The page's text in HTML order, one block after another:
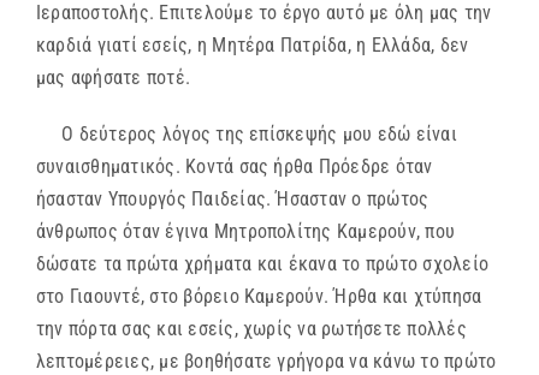
Ιεραποστολής. Επιτελούμε το έργο αυτό με όλη μας την
καρδιά γιατί εσείς, η Μητέρα Πατρίδα, η Ελλάδα, δεν
μας αφήσατε ποτέ.
Ο δεύτερος λόγος της επίσκεψής μου εδώ είναι
συναισθηματικός. Κοντά σας ήρθα Πρόεδρε όταν
ήσασταν Υπουργός Παιδείας. Ήσασταν ο πρώτος
άνθρωπος όταν έγινα Μητροπολίτης Καμερούν, που
δώσατε τα πρώτα χρήματα και έκανα το πρώτο σχολείο
στο Γιαουντέ, στο βόρειο Καμερούν. Ήρθα και χτύπησα
την πόρτα σας και εσείς, χωρίς να ρωτήσετε πολλές
λεπτομέρειες, με βοηθήσατε γρήγορα να κάνω το πρώτο